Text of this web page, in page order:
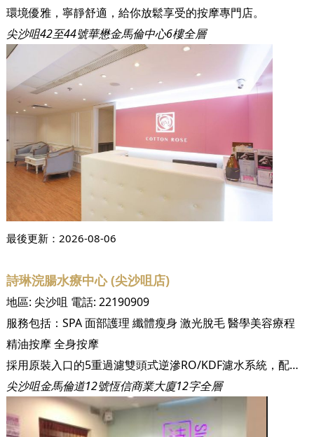
環境優雅，寧靜舒適，給你放鬆享受的按摩專門店。
尖沙咀42至44號華懋金馬倫中心6樓全層
最後更新： 2026-08-06
詩琳浣腸水療中心 (尖沙咀店)
地區: 尖沙咀 電話: 22190909
服務包括： SPA面部護理 纖體瘦身激光脫毛醫學美容療程
精油按摩全身按摩
採用原裝入口的5重過濾雙頭式逆滲RO/KDF濾水系統，配合先進設施，完全符合美國水質檢定中心NSF標準度58及NSF標準度42的標準。 此外，浣腸專用的幼管經過消毒和密封處理，每次用完即棄，而顧客每次使用過的物件均會徹底洗淨、消毒，絕對衛生安全。
尖沙咀金馬倫道12號恆信商業大廈12字全層